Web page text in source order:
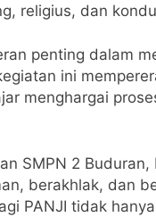
religius, dan
penting dalam
ini
menghargai
SMPN 2
berakhlak, dan
PANJI tidak